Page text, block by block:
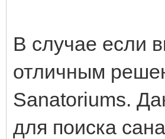
В случае если
отличным
Sanatoriums.
для поиска